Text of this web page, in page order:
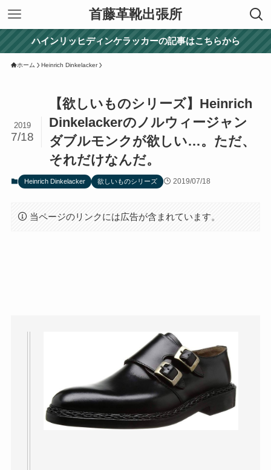
首藤革靴出張所
ハインリッヒディンケラッカーの記事はこちらから
ホーム Heinrich Dinkelacker
【欲しいものシリーズ】Heinrich
Dinkelackerのノルウィージャン
ダブルモンクが欲しい…。ただ、
それだけなんだ。
2019
7/18
Heinrich Dinkelacker 欲しいものシリーズ 2019/07/18
当ページのリンクには広告が含まれています。